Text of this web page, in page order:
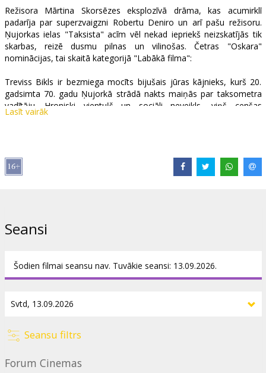
Kino
Klubs
Režisora Mārtina Skorsēzes eksplozīvā drāma, kas acumirklī
padarīja par superzvaigzni Robertu Deniro un arī pašu režisoru.
Ņujorkas ielas "Taksista" acīm vēl nekad iepriekš neizskatījās tik
skarbas, reizē dusmu pilnas un vilinošas. Četras "Oskara"
nominācijas, tai skaitā kategorijā "Labākā filma":
Treviss Bikls ir bezmiega mocīts bijušais jūras kājnieks, kurš 20.
gadsimta 70. gadu Ņujorkā strādā nakts maiņās par taksometra
vadītāju. Hroniski vientuļš un sociāli neveikls, viņš cenšas
savaldzināt pievilcīgu prezidenta vēlēšanu kampaņas darbinieci,
Filma angļu valodā ar subtitriem latviešu un krievu valodā.
Režisors: Martin Scorsese
Saites: IMDB
Lasīt vairāk
Seansi
Šodien filmai seansu nav. Tuvākie seansi: 13.09.2026.
Seansu filtrs
Forum Cinemas